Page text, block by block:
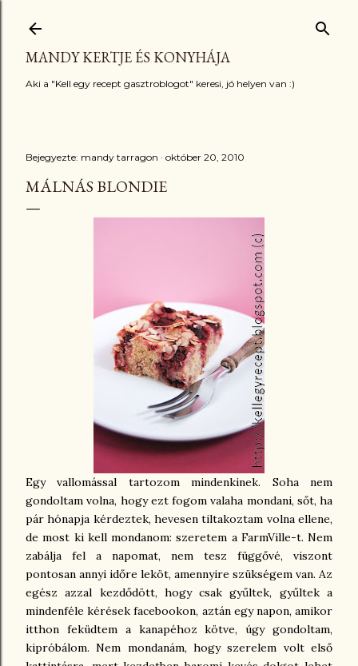
MANDY KERTJE ÉS KONYHÁJA
Aki a "Kell egy recept gasztroblogot" keresi, jó helyen van :)
Bejegyezte: mandy tarragon október 20, 2010
MÁLNÁS BLONDIE
Egy vallomással tartozom mindenkinek. Soha nem
gondoltam volna, hogy ezt fogom valaha mondani, sőt, ha
pár hónapja kérdeztek, hevesen tiltakoztam volna ellene,
de most ki kell mondanom: szeretem a FarmVille-t. Nem
zabálja fel a napomat, nem tesz függővé, viszont
pontosan annyi időre leköt, amennyire szükségem van. Az
egész azzal kezdődött, hogy csak gyűltek, gyűltek a
mindenféle kérések facebookon, aztán egy napon, amikor
itthon feküdtem a kanapéhoz kötve, úgy gondoltam,
kipróbálom. Nem mondanám, hogy szerelem volt első